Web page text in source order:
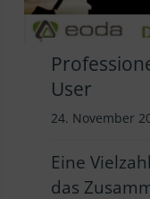
User
24. November
Eine
das